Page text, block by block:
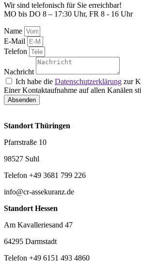
Wir sind telefonisch für Sie erreichbar!
MO bis DO 8 – 17:30 Uhr, FR 8 - 16 Uhr
Name
E-Mail
Telefon
Nachricht
Ich habe die Datenschutzerklärung zur
Einer Kontaktaufnahme auf allen Kanälen
Absenden
Standort Thüringen
Pfarrstraße 10
98527 Suhl
Telefon +49 3681 799 226
info@cr-assekuranz.de
Standort Hessen
Am Kavalleriesand 47
64295 Darmstadt
Telefon +49 6151 493 4860